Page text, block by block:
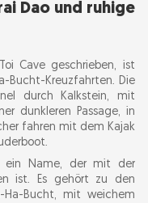
Dao und ruhige
Cave geschrieben, ist
Bucht-Kreuzfahrten. Die
durch Kalkstein, mit
dunkleren Passage, in
fahren mit dem Kajak
ein Name, der mit der
ist. Es gehört zu den
Ha-Bucht, mit weichem